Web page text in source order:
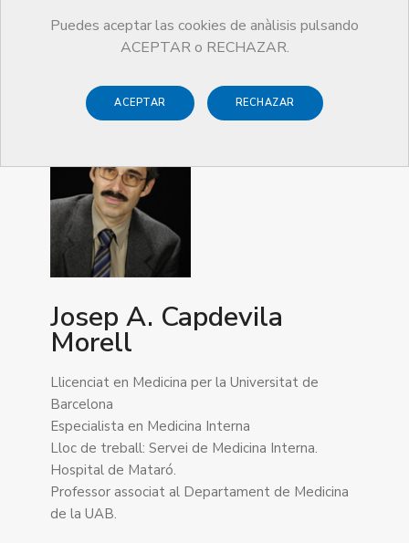
Puedes aceptar las cookies de anàlisis pulsando
ACEPTAR o RECHAZAR.
ACEPTAR RECHAZAR
Guardonat Edició 2011
Josep A. Capdevila
Morell
Llicenciat en Medicina per la Universitat de
Barcelona
Especialista en Medicina Interna
Lloc de treball: Servei de Medicina Interna.
Hospital de Mataró.
Professor associat al Departament de Medicina
de la UAB.